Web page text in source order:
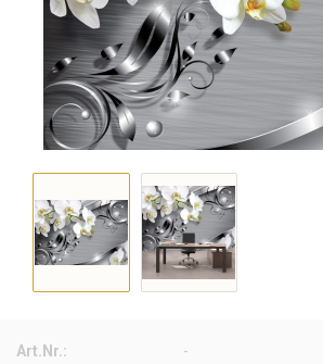
Art.Nr.:
-